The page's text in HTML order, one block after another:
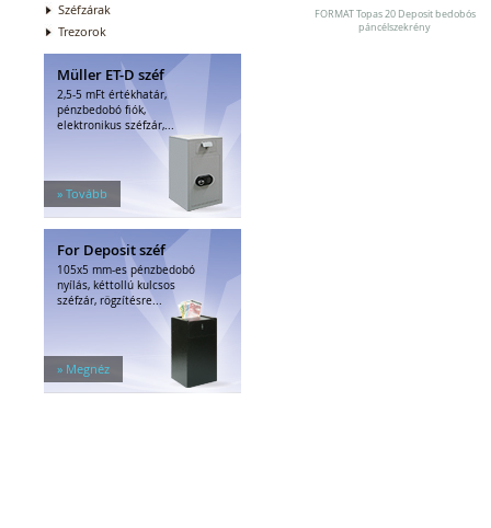
Széfzárak
Trezorok
Müller ET-D széf
2,5-5 mFt értékhatár,
pénzbedobó fiók,
elektronikus széfzár,...
» Tovább
For Deposit széf
105x5 mm-es pénzbedobó
nyílás, kéttollú kulcsos
széfzár, rögzítésre...
» Megnéz
FORMAT Topas 20 Deposit bedobós
páncélszekrény